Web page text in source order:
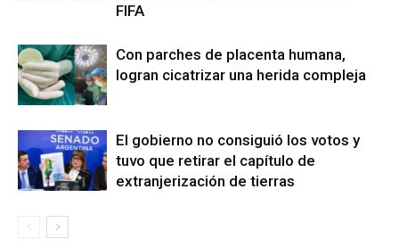
FIFA
Con parches de placenta humana,
logran cicatrizar una herida compleja
El gobierno no consiguió los votos y
tuvo que retirar el capítulo de
extranjerización de tierras